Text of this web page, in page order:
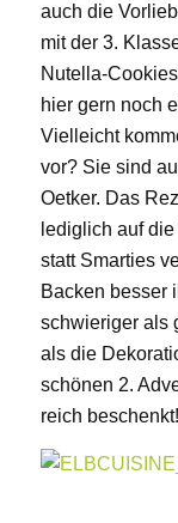
auch die
mit der 3.
Nutella-
hier gern noch
Vielleicht
vor? Sie sind
Oetker. Das
lediglich auf
statt Smarties
Backen besser
schwieriger als
als die
schönen 2.
reich